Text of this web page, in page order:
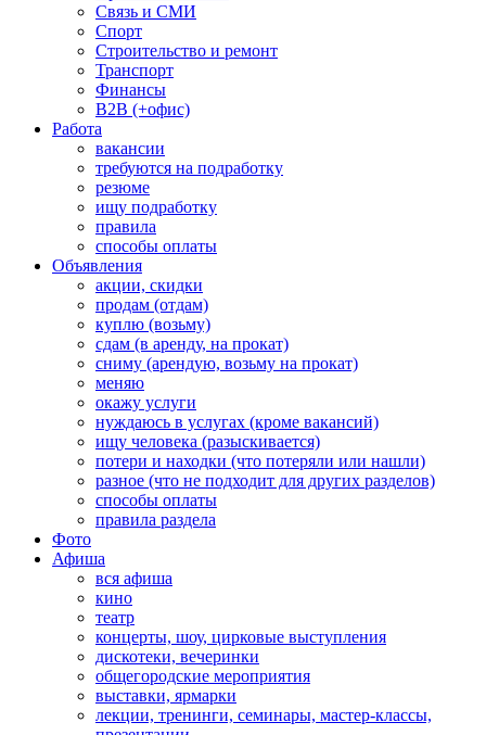
Связь и СМИ
Спорт
Строительство и ремонт
Транспорт
Финансы
B2B (+офис)
Работа
вакансии
требуются на подработку
резюме
ищу подработку
правила
способы оплаты
Объявления
акции, скидки
продам (отдам)
куплю (возьму)
сдам (в аренду, на прокат)
сниму (арендую, возьму на прокат)
меняю
окажу услуги
нуждаюсь в услугах (кроме вакансий)
ищу человека (разыскивается)
потери и находки (что потеряли или нашли)
разное (что не подходит для других разделов)
способы оплаты
правила раздела
Фото
Афиша
вся афиша
кино
театр
концерты, шоу, цирковые выступления
дискотеки, вечеринки
общегородские мероприятия
выставки, ярмарки
лекции, тренинги, семинары, мастер-классы,